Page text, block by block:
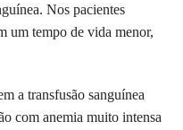
Nos pacientes
um tempo de vida menor,
a transfusão sanguínea
com anemia muito intensa